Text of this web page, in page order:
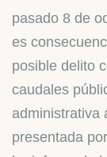
pasado 8 de
es
posible delito
caudales
administrativa
presentada